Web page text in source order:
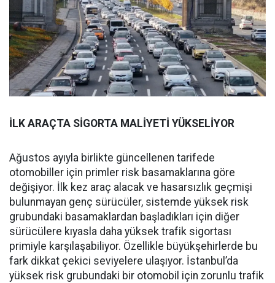
İLK ARAÇTA SİGORTA MALİYETİ YÜKSELİYOR
Ağustos ayıyla birlikte güncellenen tarifede
otomobiller için primler risk basamaklarına göre
değişiyor. İlk kez araç alacak ve hasarsızlık geçmişi
bulunmayan genç sürücüler, sistemde yüksek risk
grubundaki basamaklardan başladıkları için diğer
sürücülere kıyasla daha yüksek trafik sigortası
primiyle karşılaşabiliyor. Özellikle büyükşehirlerde bu
fark dikkat çekici seviyelere ulaşıyor. İstanbul’da
yüksek risk grubundaki bir otomobil için zorunlu trafik